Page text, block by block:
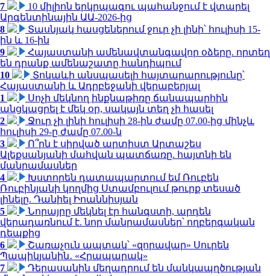
7
10 միլիոն երկրպագու պահանջում է վտարել
Արգենտինային ԱԱ-2026-ից
8
Տասնյակ հասցեներում ջուր չի լինի՝ հուլիսի 15-
ին և 16-ին
9
Հայաստանի ամենավտանգավոր օձերը. որտեղ
են դրանք ամենաշատը հանդիպում
10
Տոկաևի անսպասելի հայտարարությունը՝
Հայաստանի և Ադրբեջանի վերաբերյալ
1
Սոչի մեկնող ինքնաթիռը ճանապարհին
անցկացրել է մեկ օր, սակայն տեղ չի հասել
2
Ջուր չի լինի հուլիսի 28-ին ժամը 07.00-ից մինչև
հուլիսի 29-ը ժամը 07.00-ն
3
Ո՞րն է սիրված արտիստ Արտաշես
Ալեքսանյանի մահվան պատճառը. հայտնի են
մանրամասներ
4
Խստորեն դատապարտում եմ Ռուբեն
Ռուբինյանի կողմից Ստամբուլում թուրք տեսած
լինելը. Դանիել Իոաննիսյան
5
Նորայրը մեկնել էր հանգստի, արդեն
վերադառնում է. նոր մանրամասներ՝ ողբերգական
դեպքից
6
Շառաչուն ապտակ՝ «զորավար» Սուրեն
Պապիկյանին․ «Հրապարակ»
7
Դերասանին մեղադրում են մանկապղծության